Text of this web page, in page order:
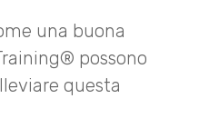
una buona
possono
questa